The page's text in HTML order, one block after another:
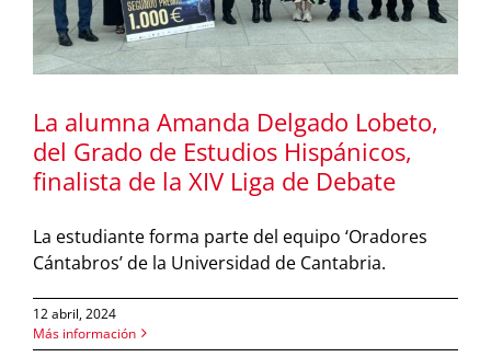
La alumna Amanda Delgado Lobeto,
del Grado de Estudios Hispánicos,
finalista de la XIV Liga de Debate
La estudiante forma parte del equipo ‘Oradores
Cántabros’ de la Universidad de Cantabria.
12 abril, 2024
Más información